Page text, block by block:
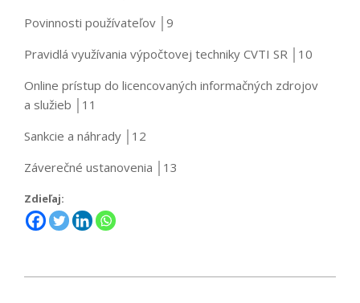
Povinnosti používateľov │9
Pravidlá využívania výpočtovej techniky CVTI SR │10
Online prístup do licencovaných informačných zdrojov
a služieb │11
Sankcie a náhrady │12
Záverečné ustanovenia │13
Zdieľaj: